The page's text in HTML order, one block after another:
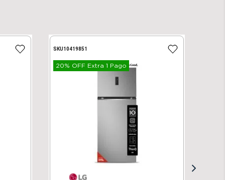
SKU10419851
20% OFF Extra 1 Pago